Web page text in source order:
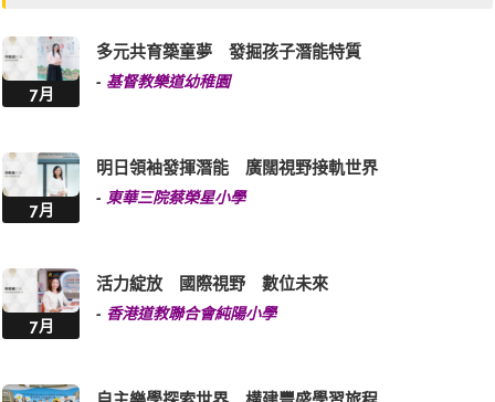
7月
多元共育築童夢 發掘孩子潛能特質
- 基督教樂道幼稚園
7月
明日領袖發揮潛能 廣闊視野接軌世界
- 東華三院蔡榮星小學
7月
活力綻放 國際視野 數位未來
- 香港道教聯合會純陽小學